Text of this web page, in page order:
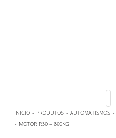
INICIO PRODUTOS AUTOMATISMOS
MOTOR R30 – 800KG